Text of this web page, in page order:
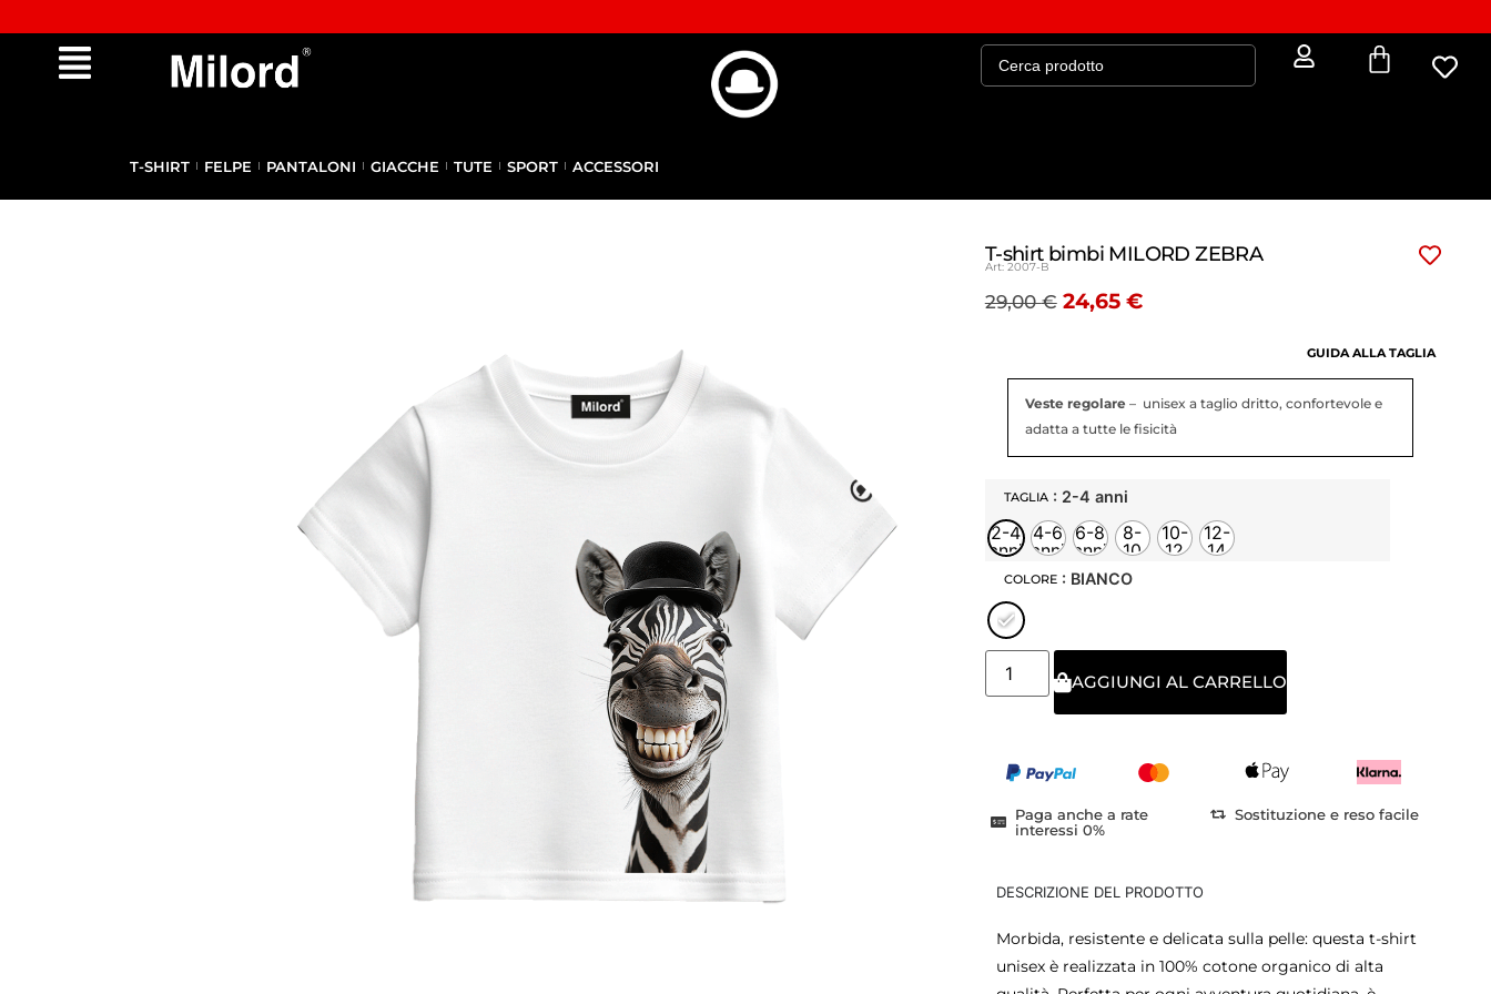
T-SHIRT FELPE PANTALONI GIACCHE TUTE SPORT ACCESSORI
T-shirt bimbi MILORD ZEBRA
Art: 2007-B
29,00€ 24,65 €
GUIDA ALLA TAGLIA
Veste regolare – unisex a taglio dritto, confortevole e
adatta a tutte le fisicità
TAGLIA : 2-4 anni
2-4
anni
4-6
anni
6-8
anni
8-
10
anni
10-
12
12-
14
COLORE : BIANCO
AGGIUNGI AL CARRELLO
Paga anche a rate
interessi 0%
Sostituzione e reso facile
DESCRIZIONE DEL PRODOTTO
Morbida, resistente e delicata sulla pelle: questa t-shirt
unisex è realizzata in 100% cotone organico di alta